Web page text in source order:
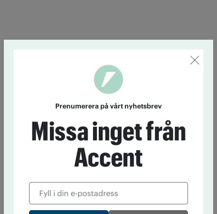
Prenumerera på vårt nyhetsbrev
Missa inget från
Accent